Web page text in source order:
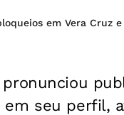
em Vera Cruz
seu perfil,